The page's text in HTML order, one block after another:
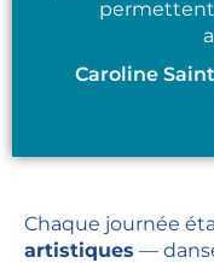
permettent
Caroline
Chaque journée
artistiques —